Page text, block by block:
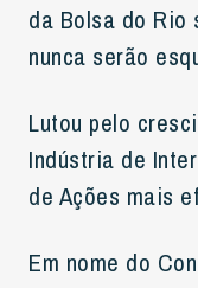
da Bolsa do
nunca serão
Lutou pelo
Indústria de
de Ações mais
Em nome do